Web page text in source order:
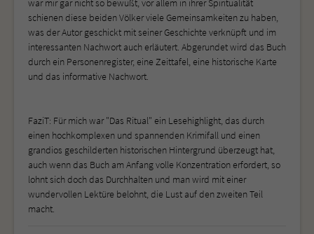
war mir gar nicht so bewußt, vor allem in ihrer Spiritualität
schienen diese beiden Völker viele Gemeinsamkeiten zu haben,
was der Autor geschickt mit seiner Geschichte verknüpft und im
interessanten Nachwort auch erläutert. Abgerundet wird das Buch
durch ein Personenregister, eine Zeittafel, eine historische Karte
und das informative Nachwort.
FaziT: Für mich war "Das Ritual" ein Lesehighlight, das durch
einen hochkomplexen und spannenden Krimifall und einen
grandios geschilderten historischen Hintergrund überzeugt hat,
auch wenn das Buch am Anfang volle Konzentration erfordert, so
lohnt sich doch das Durchhalten und man wird mit einer
wundervollen Lektüre belohnt, die Lust auf den zweiten Teil
macht.